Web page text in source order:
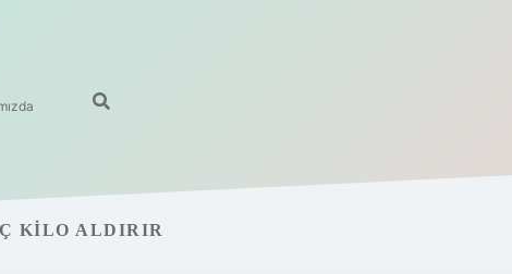
KILO ALDIRIR